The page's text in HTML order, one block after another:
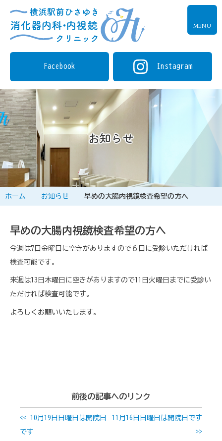
Facebook Instagram
お知らせ
ホーム お知らせ 早めの大腸内視鏡検査希望の方へ
早めの大腸内視鏡検査希望の方へ
今週は7日金曜日に空きがありますので６日に受診いただければ
検査可能です。
来週は13日木曜日に空きがありますので11日火曜日までに受診い
ただければ検査可能です。
よろしくお願いいたします。
前後の記事へのリンク
<< 10月19日日曜日は開院日
です
11月16日日曜日は開院日です
>>
MENU